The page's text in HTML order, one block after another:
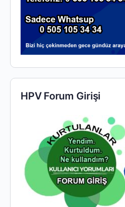
HPV Forum Girişi